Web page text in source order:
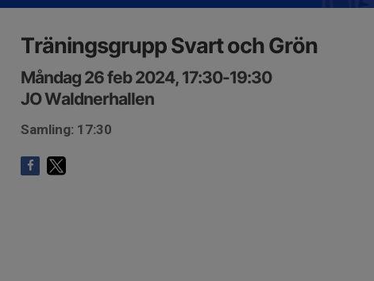
Träningsgrupp Svart och Grön
Måndag 26 feb 2024, 17:30-19:30
JO Waldnerhallen
Samling: 17:30